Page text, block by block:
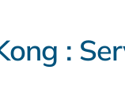
: